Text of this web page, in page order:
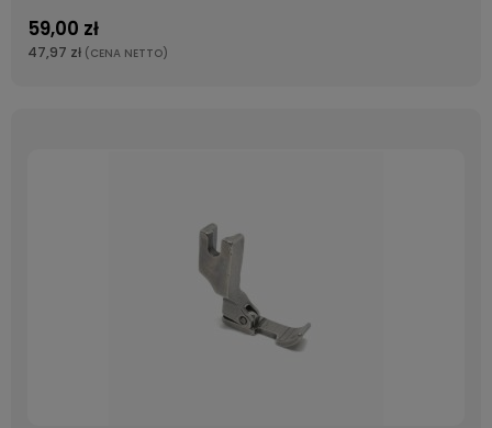
59,00 zł
47,97 zł (CENA NETTO)